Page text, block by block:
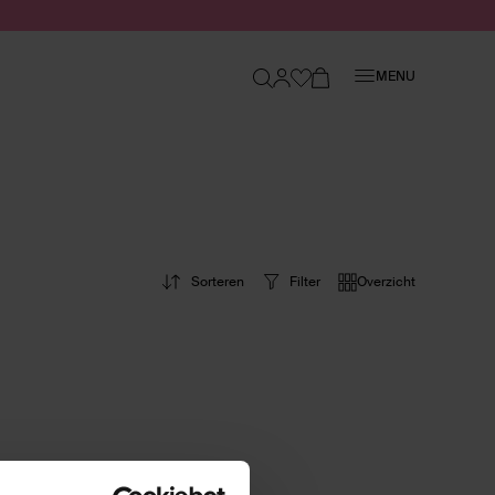
MENU
Filter Overzicht
Sorteren